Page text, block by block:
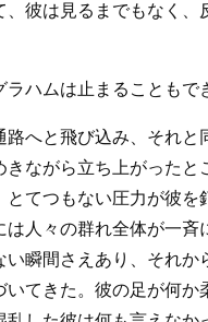
彼は見るまでもなく
ハムは止まることもで
へと飛び込み、それ
ながら立ち上がった
てつもない圧力が彼
人々の群れ全体が一
瞬間さえあり、それ
てきた。彼の足が何